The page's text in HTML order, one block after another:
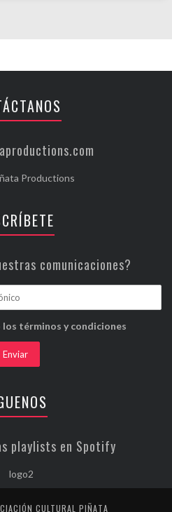
comunicaciones?
términos y condiciones
playlists en Spotify
CULTURAL PIÑATA